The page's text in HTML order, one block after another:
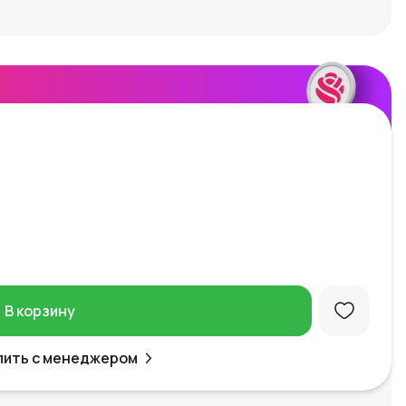
В корзину
с менеджером